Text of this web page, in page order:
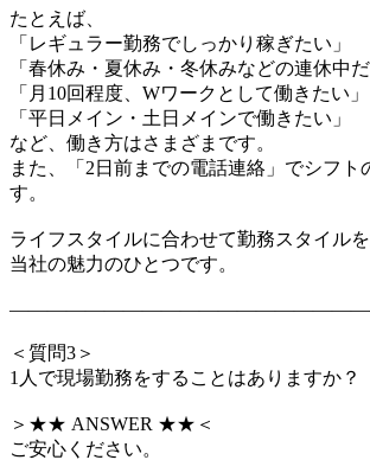
たとえば、
「レギュラー勤務でしっかり稼ぎたい」
「春休み・夏休み・冬休みなどの連休中
「月10回程度、Wワークとして働きたい」
「平日メイン・土日メインで働きたい」
など、働き方はさまざまです。
また、「2日前までの電話連絡」でシフト
す。
ライフスタイルに合わせて勤務スタイルを
当社の魅力のひとつです。
＜質問3＞
1人で現場勤務をすることはありますか？
＞★★ ANSWER ★★＜
ご安心ください。